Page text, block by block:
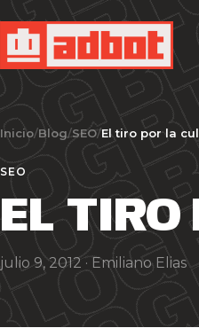
Inicio/Blog/SEO/El tiro por la
SEO
EL TIRO
julio 9, 2012 · Emiliano Elias